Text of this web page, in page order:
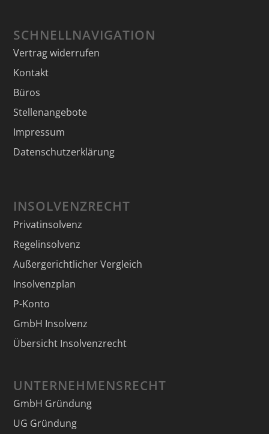
SCHNELLNAVIGATION
Vertrag widerrufen
Kontakt
Büros
Stellenangebote
Impressum
Datenschutzerklärung
INSOLVENZRECHT
Privatinsolvenz
Regelinsolvenz
Außergerichtlicher Vergleich
Insolvenzplan
P-Konto
GmbH Insolvenz
Übersicht Insolvenzrecht
UNTERNEHMENSRECHT
GmbH Gründung
UG Gründung